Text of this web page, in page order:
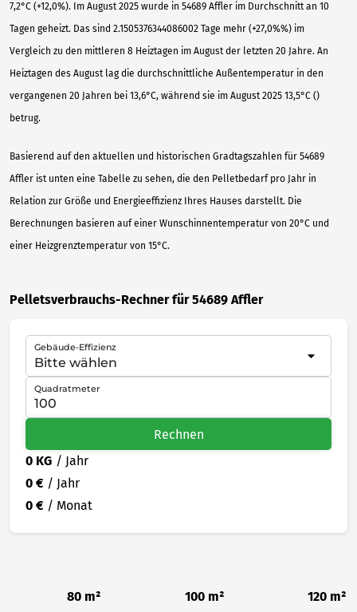
7,2°C (+12,0%). Im August 2025 wurde in 54689 Affler im Durchschnitt an 10
Tagen geheizt. Das sind 2.1505376344086002 Tage mehr (+27,0%%) im
Vergleich zu den mittleren 8 Heiztagen im August der letzten 20 Jahre. An
Heiztagen des August lag die durchschnittliche Außentemperatur in den
vergangenen 20 Jahren bei 13,6°C, während sie im August 2025 13,5°C ()
betrug.
Basierend auf den aktuellen und historischen Gradtagszahlen für 54689
Affler ist unten eine Tabelle zu sehen, die den Pelletbedarf pro Jahr in
Relation zur Größe und Energieeffizienz Ihres Hauses darstellt. Die
Berechnungen basieren auf einer Wunschinnentemperatur von 20°C und
einer Heizgrenztemperatur von 15°C.
Pelletsverbrauchs-Rechner für 54689 Affler
Gebäude-Effizienz
Quadratmeter
Rechnen
0 KG / Jahr
0 € / Jahr
0 € / Monat
80 m² 100 m² 120 m²